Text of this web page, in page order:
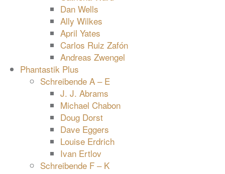
Dan Wells
Ally Wilkes
April Yates
Carlos Ruiz Zafón
Andreas Zwengel
Phantastik Plus
Schreibende A – E
J. J. Abrams
Michael Chabon
Doug Dorst
Dave Eggers
Louise Erdrich
Ivan Ertlov
Schreibende F – K